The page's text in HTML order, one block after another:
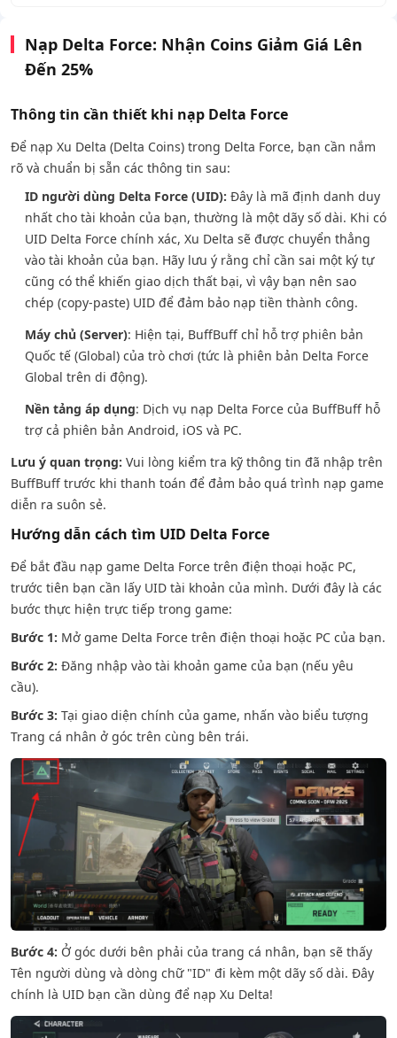
Nạp Delta Force: Nhận Coins Giảm Giá Lên
Đến 25%
Thông tin cần thiết khi nạp Delta Force
Để nạp Xu Delta (Delta Coins) trong Delta Force, bạn cần nắm
rõ và chuẩn bị sẵn các thông tin sau:
ID người dùng Delta Force (UID): Đây là mã định danh duy
nhất cho tài khoản của bạn, thường là một dãy số dài. Khi có
UID Delta Force chính xác, Xu Delta sẽ được chuyển thẳng
vào tài khoản của bạn. Hãy lưu ý rằng chỉ cần sai một ký tự
cũng có thể khiến giao dịch thất bại, vì vậy bạn nên sao
chép (copy-paste) UID để đảm bảo nạp tiền thành công.
Máy chủ (Server): Hiện tại, BuffBuff chỉ hỗ trợ phiên bản
Quốc tế (Global) của trò chơi (tức là phiên bản Delta Force
Global trên di động).
Nền tảng áp dụng: Dịch vụ nạp Delta Force của BuffBuff hỗ
trợ cả phiên bản Android, iOS và PC.
Lưu ý quan trọng: Vui lòng kiểm tra kỹ thông tin đã nhập trên
BuffBuff trước khi thanh toán để đảm bảo quá trình nạp game
diễn ra suôn sẻ.
Hướng dẫn cách tìm UID Delta Force
Để bắt đầu nạp game Delta Force trên điện thoại hoặc PC,
trước tiên bạn cần lấy UID tài khoản của mình. Dưới đây là các
bước thực hiện trực tiếp trong game:
Bước 1: Mở game Delta Force trên điện thoại hoặc PC của bạn.
Bước 2: Đăng nhập vào tài khoản game của bạn (nếu yêu
cầu).
Bước 3: Tại giao diện chính của game, nhấn vào biểu tượng
Trang cá nhân ở góc trên cùng bên trái.
Bước 4: Ở góc dưới bên phải của trang cá nhân, bạn sẽ thấy
Tên người dùng và dòng chữ "ID" đi kèm một dãy số dài. Đây
chính là UID bạn cần dùng để nạp Xu Delta!